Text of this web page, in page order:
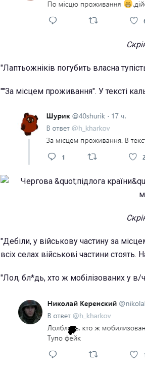
"Лаптьожніків погубить власна
""За місцем проживання". У тексті
"Дебіли, у військову частину за
всіх селах військові частини
"Лол, бл*дь, хто ж мобілізованих у в/